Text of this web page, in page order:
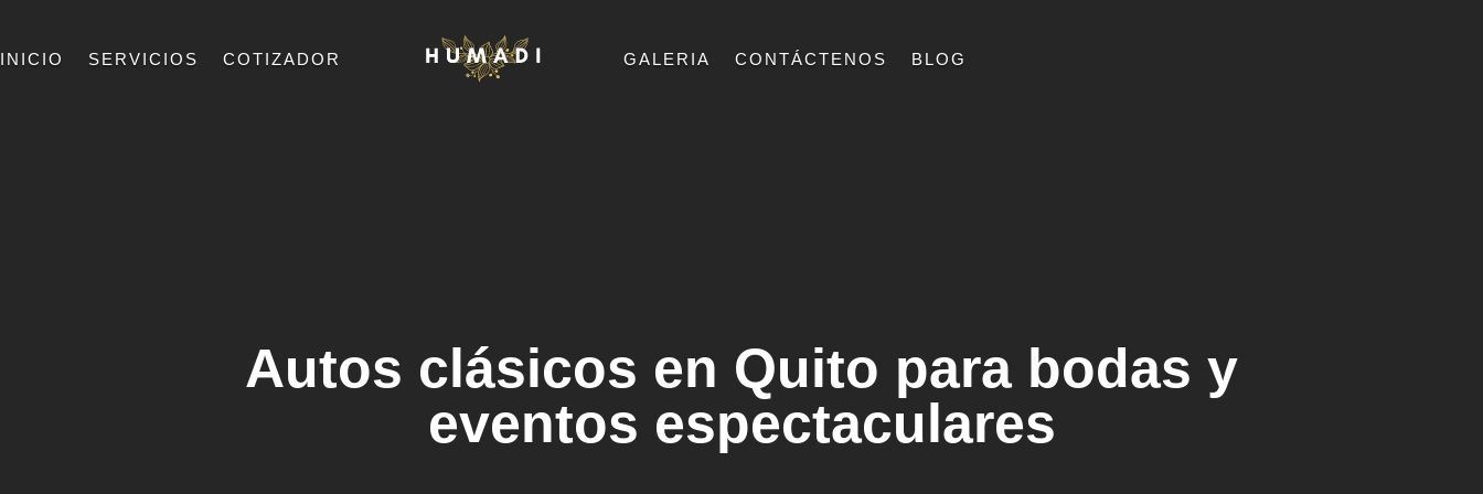
INICIO SERVICIOS COTIZADOR GALERIA CONTÁCTENOS BLOG
Autos clásicos en Quito para bodas y
eventos espectaculares